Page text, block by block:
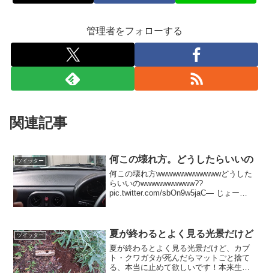
管理者をフォローする
関連記事
ツイッター 何この壊れ方。どうしたらいいの
何この壊れ方wwwwwwwwwwwwどうした
らいいのwwwwwwwwww??
pic.twitter.com/sbOn9w5jaC— じょー
ツイッター 夏が終わるとよく見る光景だけど
夏が終わるとよく見る光景だけど、カブ
ト・クワガタが死んだらマットごと捨て
る、本当に止めて欲しいです！本来生息